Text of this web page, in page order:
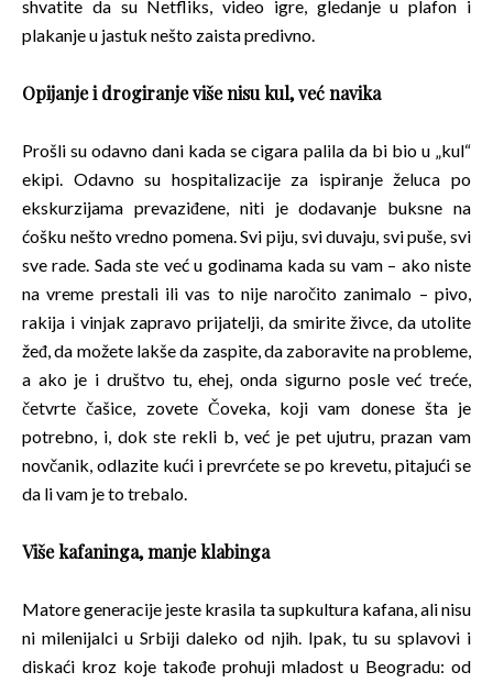
shvatite da su Netfliks, video igre, gledanje u plafon i
plakanje u jastuk nešto zaista predivno.
Opijanje i drogiranje više nisu kul, već navika
Prošli su odavno dani kada se cigara palila da bi bio u „kul“
ekipi. Odavno su hospitalizacije za ispiranje želuca po
ekskurzijama prevaziđene, niti je dodavanje buksne na
ćošku nešto vredno pomena. Svi piju, svi duvaju, svi puše, svi
sve rade. Sada ste već u godinama kada su vam – ako niste
na vreme prestali ili vas to nije naročito zanimalo – pivo,
rakija i vinjak zapravo prijatelji, da smirite živce, da utolite
žeđ, da možete lakše da zaspite, da zaboravite na probleme,
a ako je i društvo tu, ehej, onda sigurno posle već treće,
četvrte čašice, zovete Čoveka, koji vam donese šta je
potrebno, i, dok ste rekli b, već je pet ujutru, prazan vam
novčanik, odlazite kući i prevrćete se po krevetu, pitajući se
da li vam je to trebalo.
Više kafaninga, manje klabinga
Matore generacije jeste krasila ta supkultura kafana, ali nisu
ni milenijalci u Srbiji daleko od njih. Ipak, tu su splavovi i
diskaći kroz koje takođe prohuji mladost u Beogradu: od